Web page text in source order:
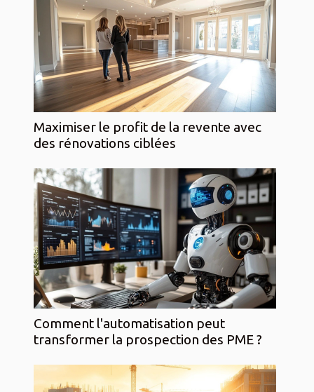
Maximiser le profit de la revente avec
des rénovations ciblées
Comment l'automatisation peut
transformer la prospection des PME ?